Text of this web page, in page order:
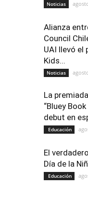
Noticias
Alianza
Council
UAI llevó el
Kids...
Noticias
La
“Bluey
debut en
Educación
El
Día de la
Educación